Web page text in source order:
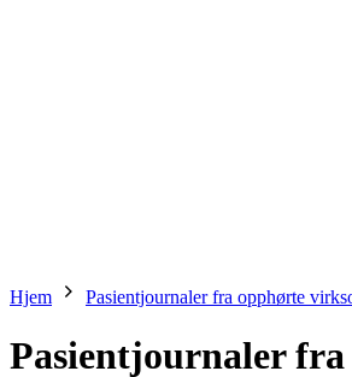
Hjem Pasientjournaler fra opphørte
Pasientjournaler